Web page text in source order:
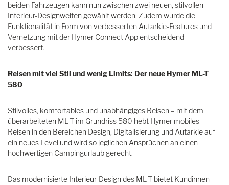
beiden Fahrzeugen kann nun zwischen zwei neuen, stilvollen
Interieur-Designwelten gewählt werden. Zudem wurde die
Funktionalität in Form von verbesserten Autarkie-Features und
Vernetzung mit der Hymer Connect App entscheidend
verbessert.
Reisen mit viel Stil und wenig Limits: Der neue Hymer ML-T
580
Stilvolles, komfortables und unabhängiges Reisen – mit dem
überarbeiteten ML-T im Grundriss 580 hebt Hymer mobiles
Reisen in den Bereichen Design, Digitalisierung und Autarkie auf
ein neues Level und wird so jeglichen Ansprüchen an einen
hochwertigen Campingurlaub gerecht.
Das modernisierte Interieur-Design des ML-T bietet Kundinnen